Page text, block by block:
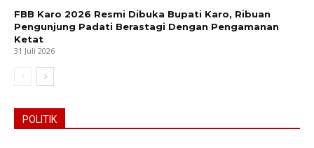
FBB Karo 2026 Resmi Dibuka Bupati Karo, Ribuan
Pengunjung Padati Berastagi Dengan Pengamanan
Ketat
31 Juli 2026
POLITIK